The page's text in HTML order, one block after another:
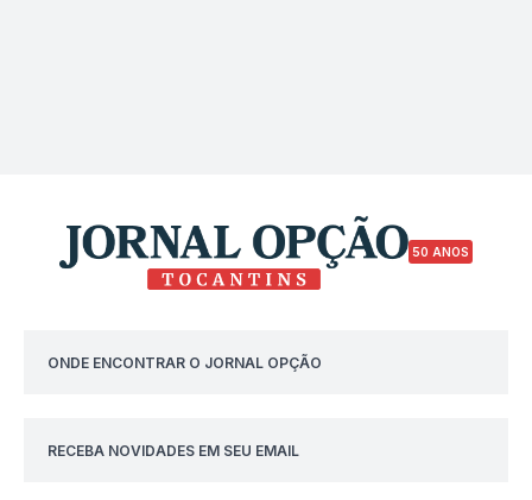
50 ANOS
ONDE ENCONTRAR O JORNAL OPÇÃO
RECEBA NOVIDADES EM SEU EMAIL